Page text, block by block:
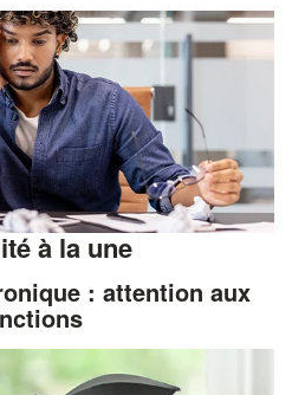
à la une
: attention aux